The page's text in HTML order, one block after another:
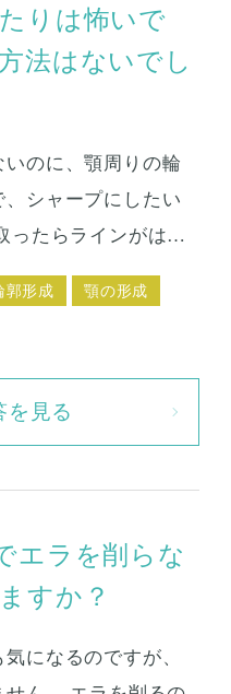
りは怖いで
法はないでし
のに、顎周りの輪
シャープにしたい
ったらラインがはっ
のですが、顔は何
ょっと怖いです。
むやりかたがあっ
郭形成 顎の形成
を見る
エラを削らな
すか？
になるのですが、